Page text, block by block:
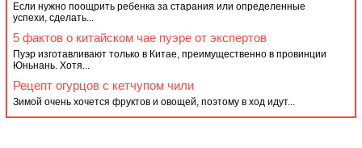
Если нужно поощрить ребенка за старания или определенные
успехи, сделать...
5 фактов о китайском чае пуэре от экспертов
Пуэр изготавливают только в Китае, преимущественно в провинции
Юньнань. Хотя...
Рецепт огурцов с кетчупом чили
Зимой очень хочется фруктов и овощей, поэтому в ход идут...